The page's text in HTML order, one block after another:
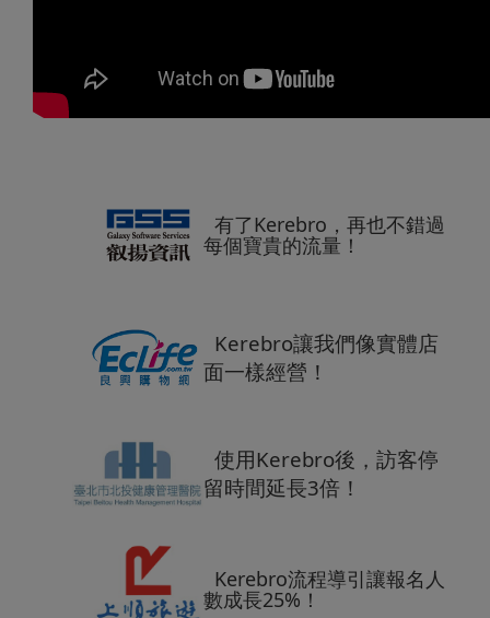
有了Kerebro，再也不錯過
每個寶貴的流量！
Kerebro讓我們像實體店
面一樣經營！
使用Kerebro後，訪客停
留時間延長3倍！
Kerebro流程導引讓報名人
數成長25%！